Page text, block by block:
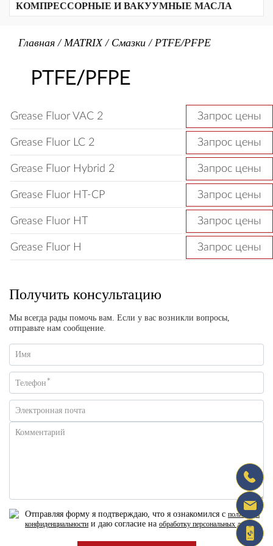
Трансформаторные масла
Кальциевый комплекс
Сульфонат кальция
PTFE/PFPE
Литиевые
Биоразлагаемые смазки
КОМПРЕССОРНЫЕ И ВАКУУМНЫЕ МАСЛА
Для холодильных компрессоров
Главная /MATRIX/ Смазки /PTFE/PFPE
PTFE/PFPE
Grease Fluor VAC 2 Запрос цены
Grease Fluor LC 2 Запрос цены
Grease Fluor Hybrid 2 Запрос цены
Grease Fluor HT-CP Запрос цены
Grease Fluor HT Запрос цены
Grease Fluor H Запрос цены
Получить консультацию
Мы всегда рады помочь вам. Если у вас возникли вопросы,
отправьте нам сообщение.
Имя
Телефон*
Электронная почта
Комментарий
Отправляя форму я подтверждаю, что я ознакомился с политикой
конфиденциальности и даю согласие на обработку персональных данных